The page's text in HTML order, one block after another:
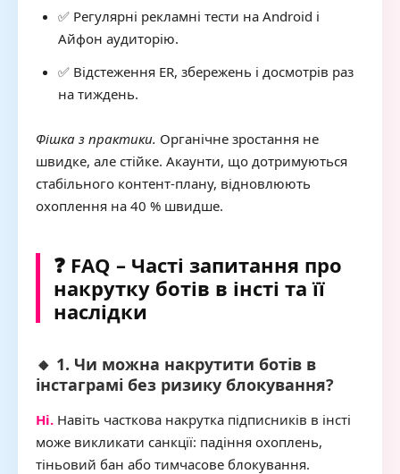
✅ Регулярні рекламні тести на Android і
Айфон аудиторію.
✅ Відстеження ER, збережень і досмотрів раз
на тиждень.
Фішка з практики. Органічне зростання не
швидке, але стійке. Акаунти, що дотримуються
стабільного контент-плану, відновлюють
охоплення на 40 % швидше.
❓ FAQ – Часті запитання про
накрутку ботів в інсті та її
наслідки
🔸 1. Чи можна накрутити ботів в
інстаграмі без ризику блокування?
Ні. Навіть часткова накрутка підписників в інсті
може викликати санкції: падіння охоплень,
тіньовий бан або тимчасове блокування.